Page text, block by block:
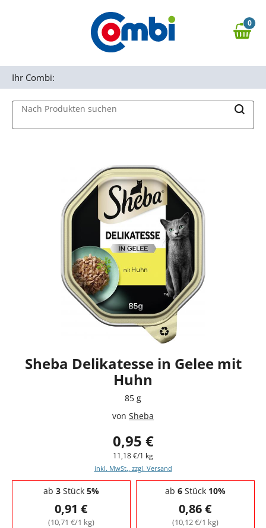
Zur Navigation springen
0,00 €
0
Nach Produkten suchen
Ihr Combi:
Sheba Delikatesse in Gelee mit
Huhn
85 g
von Sheba
0,95 €
11,18 €/1 kg
inkl. MwSt., zzgl. Versand
Staffelpreise - Mengenrabatt
ab 3Stück 5%
0,91 €
(10,71 €/1 kg)
ab 6Stück 10%
0,86 €
(10,12 €/1 kg)